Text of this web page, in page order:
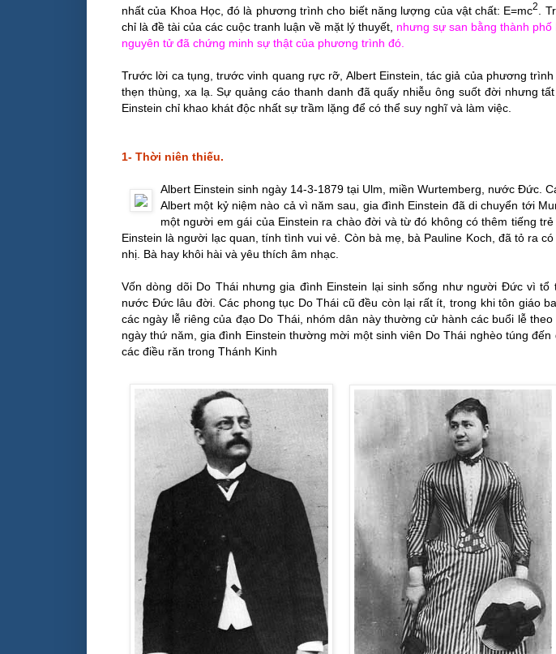
nhất của Khoa Học, đó là phương trình cho biết năng lượng của vật chất: E=mc2 .
chỉ là đề tài của các cuộc tranh luận về mặt lý thuyết, nhưng sự san bằng thành
nguyên tử đã chứng minh sự thật của phương trình đó.
Trước lời ca tụng, trước vinh quang rực rỡ, Albert Einstein, tác giả của phương
thẹn thùng, xa lạ. Sự quảng cáo thanh danh đã quấy nhiễu ông suốt đời nhưng
Einstein chỉ khao khát độc nhất sự trầm lặng để có thể suy nghĩ và làm việc.
1- Thời niên thiếu.
Albert Einstein sinh ngày 14-3-1879 tại Ulm, miền Wurtemberg, nước Đức.
Albert một kỷ niệm nào cả vì năm sau, gia đình Einstein đã di chuyển tới
một người em gái của Einstein ra chào đời và từ đó không có thêm tiếng
Einstein là người lạc quan, tính tình vui vẻ. Còn bà mẹ, bà Pauline Koch, đã tỏ ra
nhị. Bà hay khôi hài và yêu thích âm nhạc.
Vốn dòng dõi Do Thái nhưng gia đình Einstein lại sinh sống như người Đức vì
nước Đức lâu đời. Các phong tục Do Thái cũ đều còn lại rất ít, trong khi tôn giáo
các ngày lễ riêng của đạo Do Thái, nhóm dân này thường cử hành các buổi lễ
ngày thứ năm, gia đình Einstein thường mời một sinh viên Do Thái nghèo túng
các điều răn trong Thánh Kinh